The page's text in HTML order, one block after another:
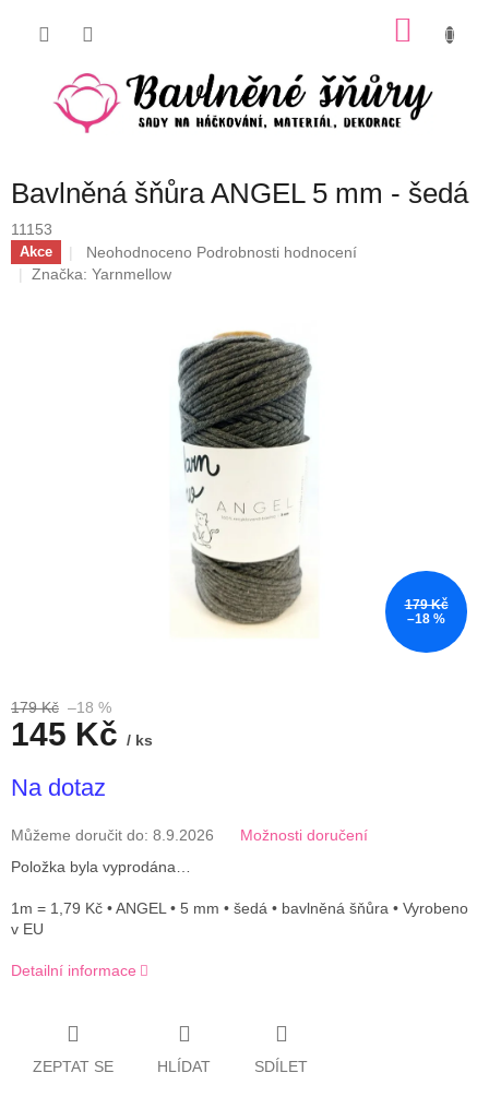
Bavlněná šňůra ANGEL 5 mm - šedá
11153
Akce
Průměrné
hodnocení
Neohodnoceno Podrobnosti hodnocení
Značka: Yarnmellow
179 Kč
–18 %
179 Kč –18 %
145 Kč / ks
cena:
Na dotaz
Můžeme doručit do: 8.9.2026
Možnosti doručení
Položka byla vyprodána…
1m = 1,79 Kč • ANGEL • 5 mm • šedá • bavlněná šňůra • Vyrobeno
v EU
Detailní informace
ZEPTAT SE HLÍDAT SDÍLET